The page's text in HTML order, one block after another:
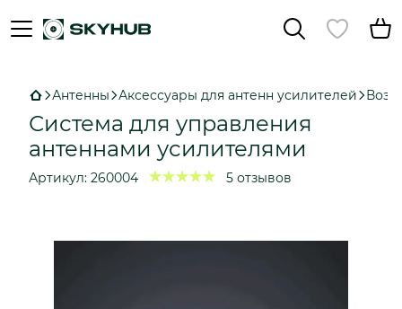
Антенны Аксессуары для антенн усилителей
Система для управления
антеннами усилителями
Артикул: 260004 5 отзывов